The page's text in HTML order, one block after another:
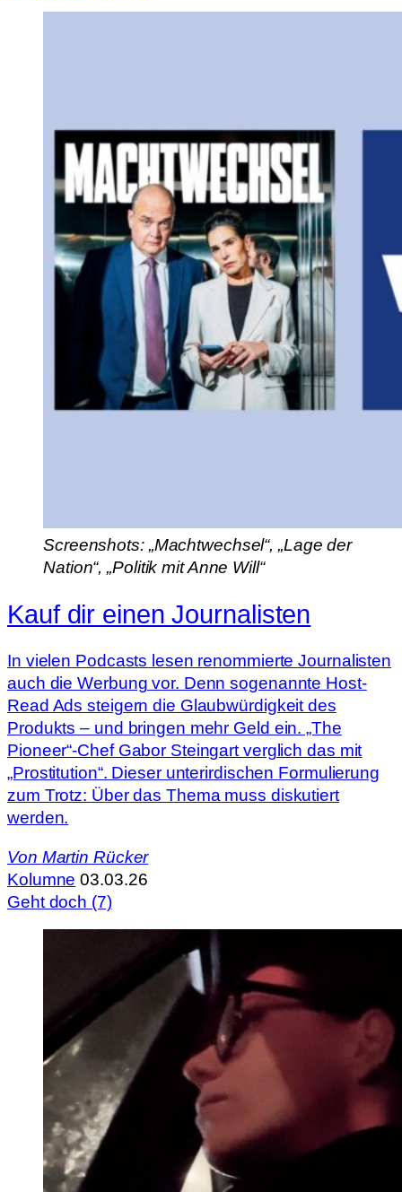
Screenshots: „Machtwechsel“, „Lage der
Nation“, „Politik mit Anne Will“
Kauf dir einen Journalisten
In vielen Podcasts lesen renommierte Journalisten
auch die Werbung vor. Denn sogenannte Host-
Read Ads steigern die Glaubwürdigkeit des
Produkts – und bringen mehr Geld ein. „The
Pioneer“-Chef Gabor Steingart verglich das mit
„Prostitution“. Dieser unterirdischen Formulierung
zum Trotz: Über das Thema muss diskutiert
werden.
Von Martin Rücker
Kolumne 03.03.26
Geht doch (7)